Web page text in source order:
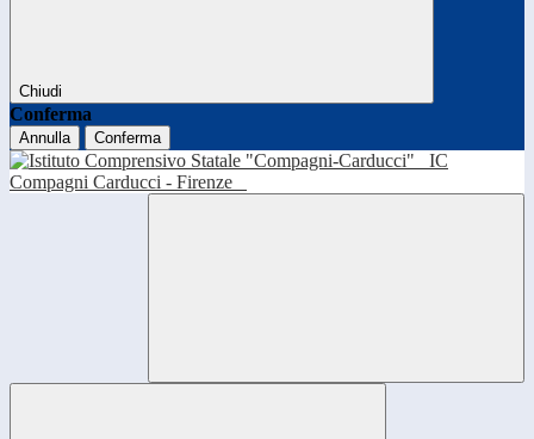
Chiudi
Conferma
Annulla Conferma
IC
Compagni Carducci - Firenze